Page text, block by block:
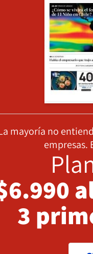
mayoría no
empresas.
3